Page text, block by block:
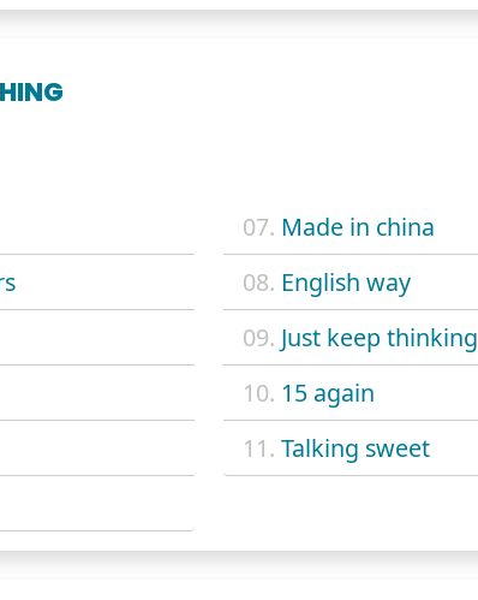
07. Made in china
08. English way
09. Just keep thinking
10. 15 again
11. Talking sweet